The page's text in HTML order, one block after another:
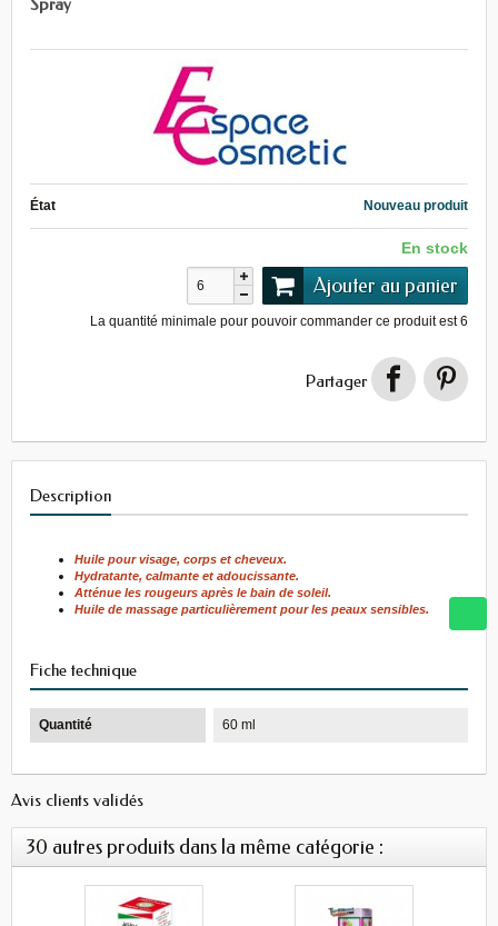
Spray
État Nouveau produit
En stock
Ajouter au panier
La quantité minimale pour pouvoir commander ce produit est6
Partager
Description
Huile pour visage, corps et cheveux.
Hydratante, calmante et adoucissante.
Atténue les rougeurs après le bain de soleil.
Huile de massage particulièrement pour les peaux sensibles.
Fiche technique
Quantité 60 ml
Avis clients validés
30 autres produits dans la même catégorie :